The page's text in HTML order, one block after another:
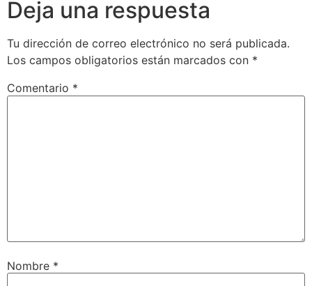
Deja una respuesta
Tu dirección de correo electrónico no será publicada.
Los campos obligatorios están marcados con *
Comentario *
Nombre *